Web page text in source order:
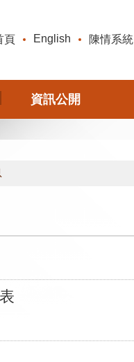
頁 English 陳情系統
資訊公開